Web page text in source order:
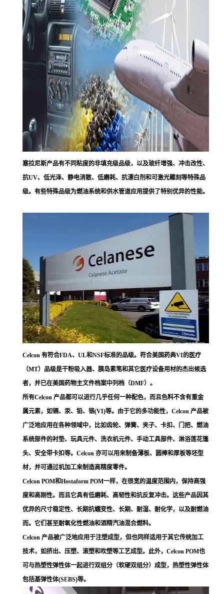
塞拉尼斯产品有不同粘度的非填充级品级，以及玻纤增强、冲击改性、
抗UV、低光泽、静电消散、低磨耗、抗漂白剂和可激光雕刻等特殊品
级。有些特殊品级为燃油系统和供水管道应用提供了特别优异的性能。
Celcon 有符合FDA、UL和NSF标准的品级。符合美国药典VI的医疗
（MT）品级是干粉吸入器、胰岛素笔和其它医疗设备用材的杰出候选
者，并已在美国药物主文件档案中列档（DMF）。
所有Celcon 产品都可以进行几乎任何一种配色，而且色料不含有重金
属元素，如镉、汞、铅、铬(VI)等。由于它的多功能性，Celcon 产品被
广泛地应用在各种领域中，比如齿轮、弹簧、夹子、卡扣、门把、燃油
系统部件的衬垫、玩具元件、洗衣机元件、手动工具部件、淋浴莲花篷
头、安全带卡扣等。Celcon 亦可以用来制备薄板、圆棒和厚板等坯型
材，并可通过机加工来制造高精度零件。
Celcon POM和Hostaform POM一样，在很宽的温度范围内，保持高强
度和高刚性。而且它具有低磨耗、高韧性和抗反复冲击。这些产品因其
优异的尺寸稳定性、长期抗蠕变性、长期、耐湿、耐化学，以及耐燃油
而。它们甚至耐氧化性燃油和酒精汽油混合燃料。
Celcon 产品被广泛地应用于注塑成型，但也同样适用于其它传统加工
技术，如挤出、压塑、滚塑和吹塑等工艺成型。此外，Celcon POM也
可与热塑性弹性体一起进行双组分（软硬双组分）成型，热塑性弹性体
包括基弹性体(SEBS)等。